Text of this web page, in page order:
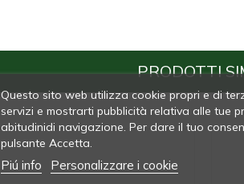
PRODOTTI
Questo sito web utilizza cookie propri e di
servizi e mostrarti pubblicità relativa alle tue
abitudinidi navigazione. Per dare il tuo
pulsante Accetta.
Piú info Personalizzare i cookie